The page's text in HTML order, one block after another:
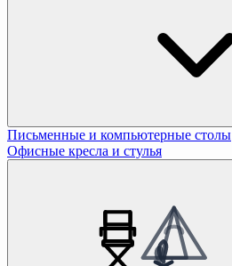
Письменные и компьютерные столы
Офисные кресла и стулья